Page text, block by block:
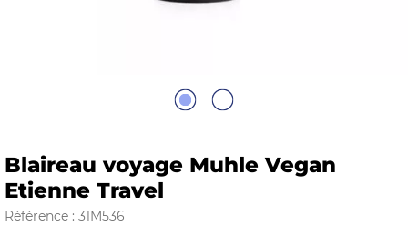
Blaireau voyage Muhle Vegan
Etienne Travel
Référence : 31M536